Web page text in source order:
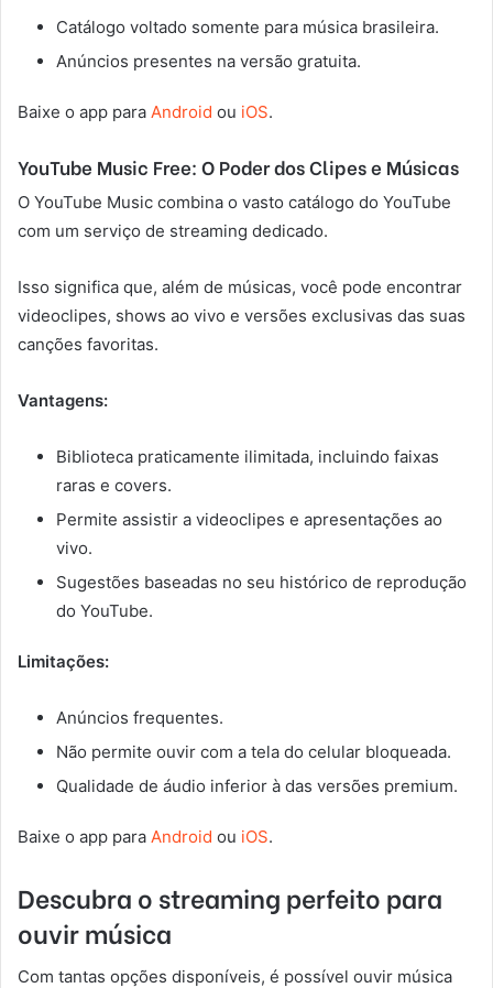
Catálogo voltado somente para música brasileira.
Anúncios presentes na versão gratuita.
Baixe o app para Android ou iOS.
YouTube Music Free: O Poder dos Clipes e Músicas
O YouTube Music combina o vasto catálogo do YouTube
com um serviço de streaming dedicado.
Isso significa que, além de músicas, você pode encontrar
videoclipes, shows ao vivo e versões exclusivas das suas
canções favoritas.
Vantagens:
Biblioteca praticamente ilimitada, incluindo faixas
raras e covers.
Permite assistir a videoclipes e apresentações ao
vivo.
Sugestões baseadas no seu histórico de reprodução
do YouTube.
Limitações:
Anúncios frequentes.
Não permite ouvir com a tela do celular bloqueada.
Qualidade de áudio inferior à das versões premium.
Baixe o app para Android ou iOS.
Descubra o streaming perfeito para
ouvir música
Com tantas opções disponíveis, é possível ouvir música